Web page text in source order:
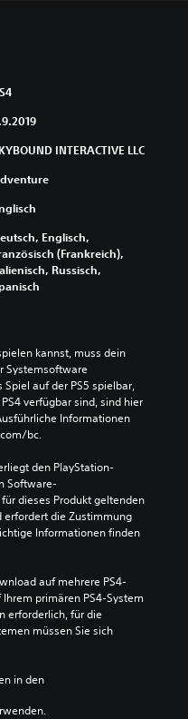
INTERACTIVE LLC
Englisch,
(Frankreich),
Russisch,
kannst, muss dein
Systemsoftware
auf der PS5 spielbar,
verfügbar sind, sind hier
Informationen
bc.
den PlayStation-
Software-
dieses Produkt geltenden
erfordert die Zustimmung
Informationen finden
auf mehrere PS4-
primären PS4-System
erforderlich, für die
müssen Sie sich
in den